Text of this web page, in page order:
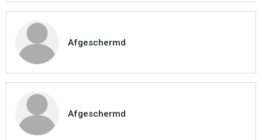
Afgeschermd
Afgeschermd